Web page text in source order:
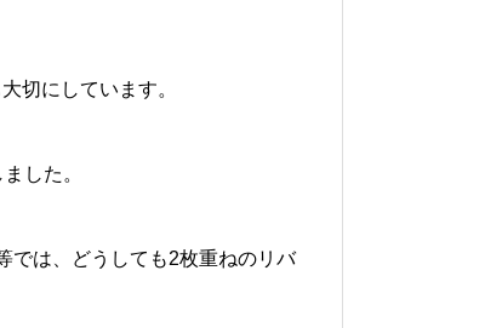
切にしています。
した。
では、どうしても2枚重ねのリバ